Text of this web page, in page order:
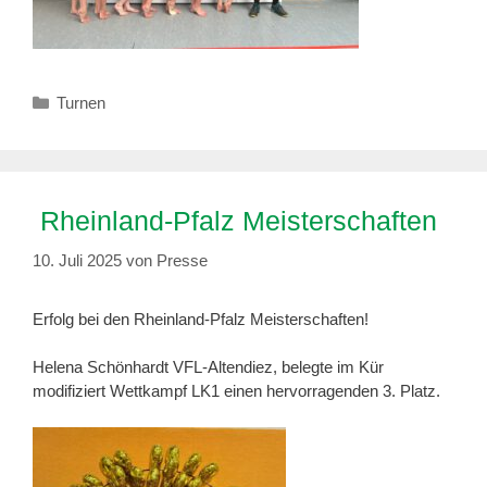
Kategorien
Turnen
Rheinland-Pfalz Meisterschaften
10. Juli 2025 von Presse
Erfolg bei den Rheinland-Pfalz Meisterschaften!
Helena Schönhardt VFL-Altendiez, belegte im Kür
modifiziert Wettkampf LK1 einen hervorragenden 3. Platz.